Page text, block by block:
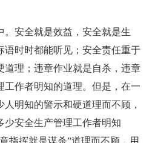
。安全就是效益，安全就是生
语时时都能听见；安全责任重于
道理；违章作业就是自杀，违章
工作者明知的道理。但是，在一
明知的警示和硬道理而不顾，
少安全生产管理工作者明知
指挥就是谋杀”道理而不顾，用